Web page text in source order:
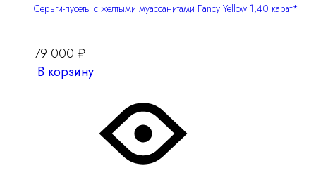
Серьги-пусеты с желтыми муассанитами Fancy Yellow 1,40 карат*
79 000 ₽
В корзину